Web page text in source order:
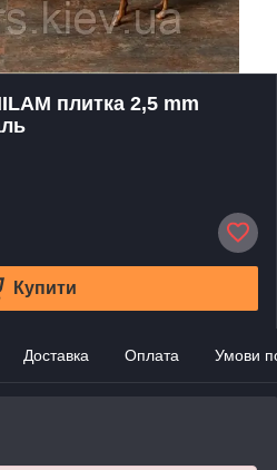
плитка 2,5 mm
Купити
Доставка Оплата Умови